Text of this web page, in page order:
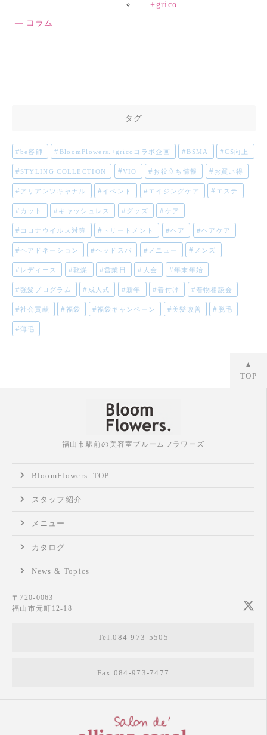
+grico
コラム
タグ
be容師 BloomFlowers.+gricoコラボ企画 BSMA CS向上
STYLING COLLECTION VIO お役立ち情報 お買い得
アリアンツキャナル イベント エイジングケア エステ
カット キャッシュレス グッズ ケア
コロナウイルス対策 トリートメント ヘア ヘアケア
ヘアドネーション ヘッドスパ メニュー メンズ
レディース 乾燥 営業日 大会 年末年始
強髪プログラム 成人式 新年 着付け 着物相談会
社会貢献 福袋 福袋キャンペーン 美髪改善 脱毛
薄毛
▲
TOP
福山市駅前の美容室ブルームフラワーズ
BloomFlowers. TOP
スタッフ紹介
メニュー
カタログ
News & Topics
〒720-0063
福山市元町12-18
Tel.084-973-5505
Fax.084-973-7477